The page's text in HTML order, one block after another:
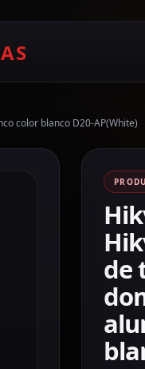
color blanco D20-AP(White)
de